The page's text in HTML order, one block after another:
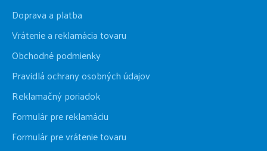
Doprava a platba
Vrátenie a reklamácia tovaru
Obchodné podmienky
Pravidlá ochrany osobných údajov
Reklamačný poriadok
Formulár pre reklamáciu
Formulár pre vrátenie tovaru